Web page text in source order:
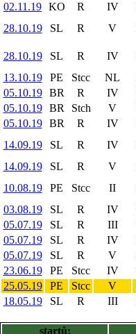
02.11.19 KO R IV
28.10.19
SL R V
28.10.19 SL R IV
13.10.19
PE Stcc NL
05.10.19
BR R IV
05.10.19
BR Stch V
05.10.19
BR R IV
14.09.19
SL R IV
14.09.19
SL R V
10.08.19
PE Stcc II
03.08.19
SL R IV
05.07.19
SL R III
05.07.19
SL R IV
05.07.19
SL R V
23.06.19
PE Stcc IV
25.05.19
PE Stcc V
18.05.19
SL R III
startů: